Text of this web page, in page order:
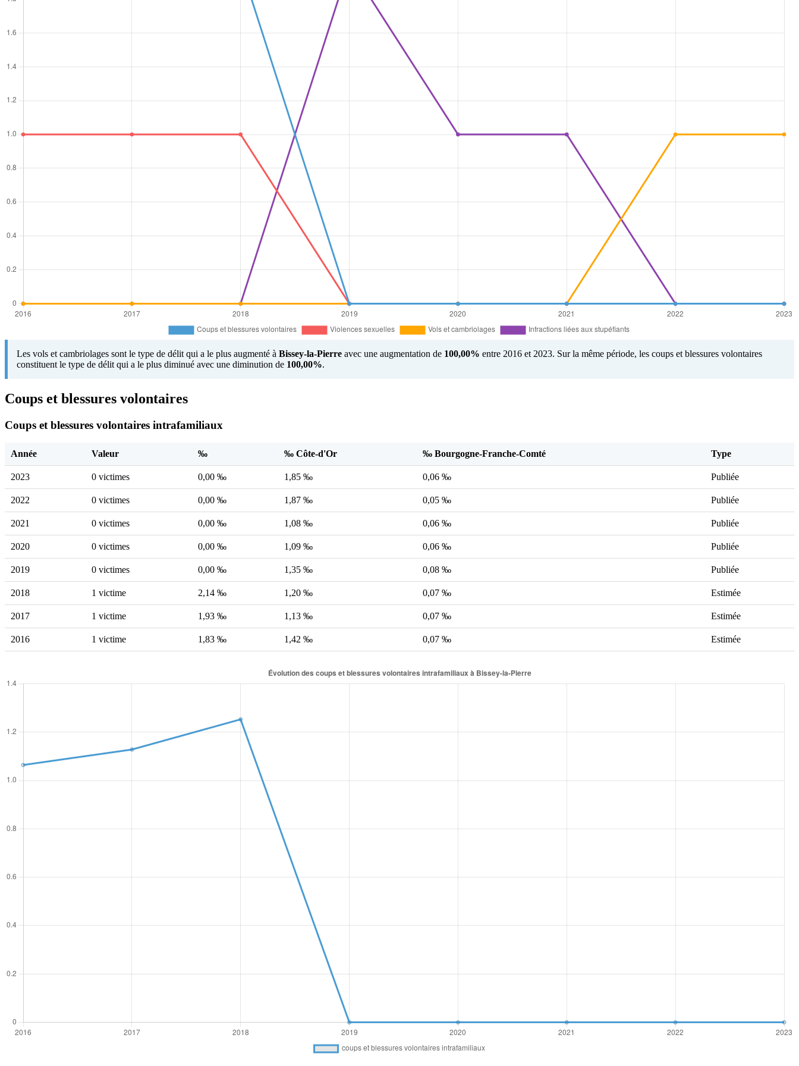
Les vols et cambriolages sont le type de délit qui a le plus augmenté à Bissey-la-Pierre avec une augmentation de 100,00% entre 2016 et 2023. Sur la même période, les coups et blessures volontaires
constituent le type de délit qui a le plus diminué avec une diminution de 100,00%.
Coups et blessures volontaires
Coups et blessures volontaires intrafamiliaux
Année Valeur ‰ ‰ Côte-d'Or ‰ Bourgogne-Franche-Comté Type
2023 0 victimes 0,00 ‰ 1,85 ‰ 0,06 ‰ Publiée
2022 0 victimes 0,00 ‰ 1,87 ‰ 0,05 ‰ Publiée
2021 0 victimes 0,00 ‰ 1,08 ‰ 0,06 ‰ Publiée
2020 0 victimes 0,00 ‰ 1,09 ‰ 0,06 ‰ Publiée
2019 0 victimes 0,00 ‰ 1,35 ‰ 0,08 ‰ Publiée
2018 1 victime 2,14 ‰ 1,20 ‰ 0,07 ‰ Estimée
2017 1 victime 1,93 ‰ 1,13 ‰ 0,07 ‰ Estimée
2016 1 victime 1,83 ‰ 1,42 ‰ 0,07 ‰ Estimée